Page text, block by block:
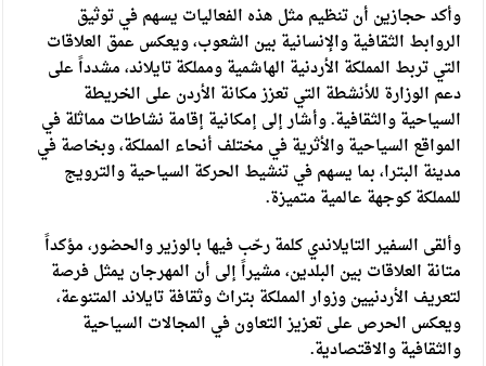
وأكد حجازين أن تنظيم مثل هذه الفعاليات يسهم في توثيق
الروابط الثقافية والإنسانية بين الشعوب، ويعكس عمق العلاقات
التي تربط المملكة الأردنية الهاشمية ومملكة تايلاند، مشدداً على
دعم الوزارة للأنشطة التي تعزز مكانة الأردن على الخريطة
السياحية والثقافية. وأشار إلى إمكانية إقامة نشاطات مماثلة في
المواقع السياحية والأثرية في مختلف أنحاء المملكة، وبخاصة في
مدينة البترا، بما يسهم في تنشيط الحركة السياحية والترويج
للمملكة كوجهة عالمية متميزة.
وألقى السفير التايلاندي كلمة رحّب فيها بالوزير والحضور، مؤكداً
متانة العلاقات بين البلدين، مشيراً إلى أن المهرجان يمثل فرصة
لتعريف الأردنيين وزوار المملكة بتراث وثقافة تايلاند المتنوعة،
ويعكس الحرص على تعزيز التعاون في المجالات السياحية
والثقافية والاقتصادية.